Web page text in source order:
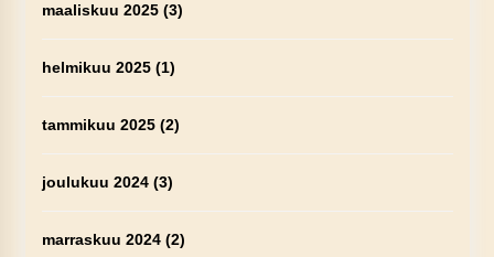
maaliskuu 2025(3)
helmikuu 2025(1)
tammikuu 2025(2)
joulukuu 2024(3)
marraskuu 2024(2)